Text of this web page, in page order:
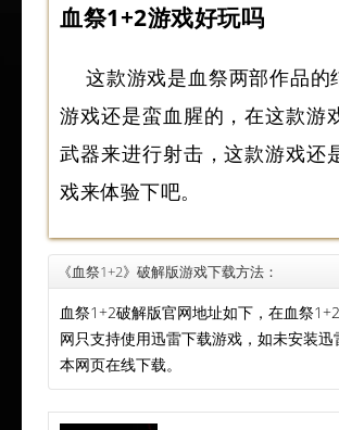
血祭1+2游戏好玩吗
这款游戏是血祭两部作品
游戏还是蛮血腥的，在这款游
武器来进行射击，这款游戏还
戏来体验下吧。
《血祭1+2》破解版游戏下载方法：
血祭1+2破解版官网地址如下，在血祭
网只支持使用迅雷下载游戏，如未安装
本网页在线下载。